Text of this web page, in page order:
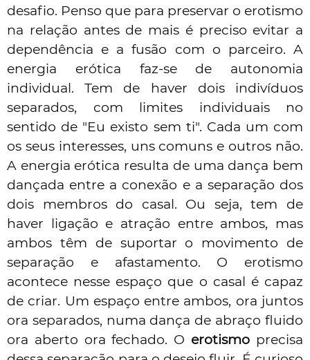
desafio. Penso que para preservar o erotismo
na relação antes de mais é preciso evitar a
dependência e a fusão com o parceiro. A
energia erótica faz-se de autonomia
individual. Tem de haver dois indivíduos
separados, com limites individuais no
sentido de "Eu existo sem ti". Cada um com
os seus interesses, uns comuns e outros não.
A energia erótica resulta de uma dança bem
dançada entre a conexão e a separação dos
dois membros do casal. Ou seja, tem de
haver ligação e atração entre ambos, mas
ambos têm de suportar o movimento de
separação e afastamento. O erotismo
acontece nesse espaço que o casal é capaz
de criar. Um espaço entre ambos, ora juntos
ora separados, numa dança de abraço fluido
ora aberto ora fechado. O erotismo precisa